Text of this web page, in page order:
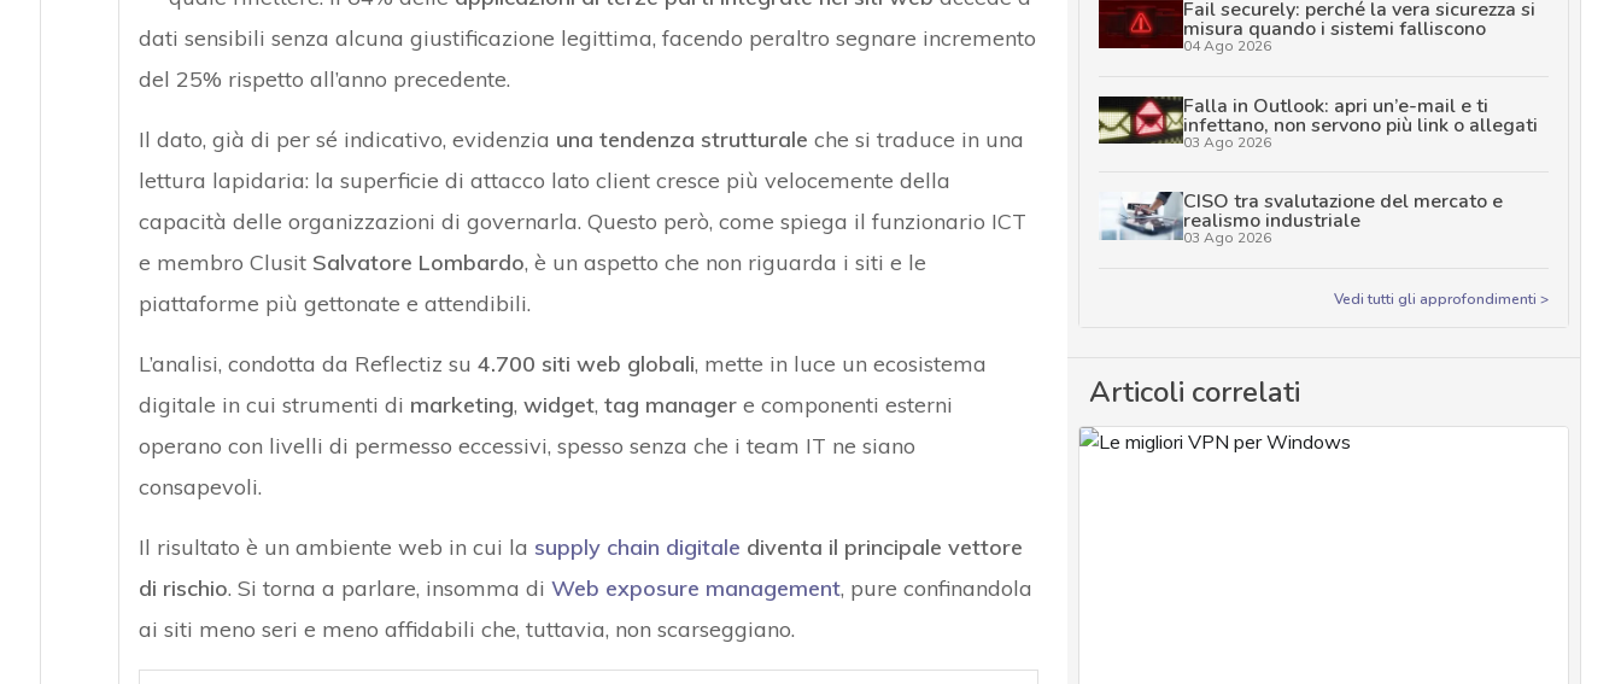
dati sensibili senza alcuna giustificazione legittima, facendo peraltro segnare incremento
del 25% rispetto all’anno precedente.
Il dato, già di per sé indicativo, evidenzia una tendenza strutturale che si traduce in una
lettura lapidaria: la superficie di attacco lato client cresce più velocemente della
capacità delle organizzazioni di governarla. Questo però, come spiega il funzionario ICT
e membro Clusit Salvatore Lombardo, è un aspetto che non riguarda i siti e le
piattaforme più gettonate e attendibili.
L’analisi, condotta da Reflectiz su 4.700 siti web globali, mette in luce un ecosistema
digitale in cui strumenti di marketing, widget, tag managere componenti esterni
operano con livelli di permesso eccessivi, spesso senza che i team IT ne siano
consapevoli.
Il risultato è un ambiente web in cui la supply chain digitale diventa il principale vettore
di rischio. Si torna a parlare, insomma di Web exposure management, pure confinandola
ai siti meno seri e meno affidabili che, tuttavia, non scarseggiano.
Fail securely: perché la vera sicurezza si
misura quando i sistemi falliscono
04 Ago 2026
Falla in Outlook: apri un’e-mail e ti
infettano, non servono più link o allegati
03 Ago 2026
CISO tra svalutazione del mercato e
realismo industriale
03 Ago 2026
Vedi tutti gli approfondimenti >
Articoli correlati